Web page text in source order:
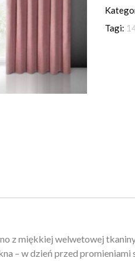
Aurora
Tagi:
z miękkiej welwetowej
– w dzień przed promieniami